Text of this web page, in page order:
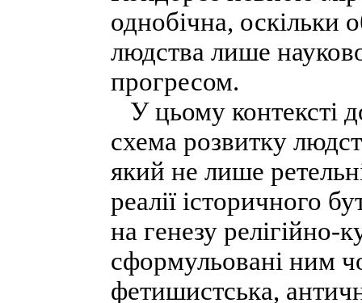
однобічна, оскільки
людства лише
прогресом.
У цьому контексті
схема розвитку
який не лише
реалії історичного
на генезу
сформульовані ним
фетишистська,